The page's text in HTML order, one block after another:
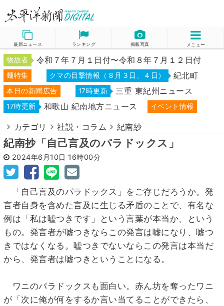
最新ニュース ランキング 掲載写真 メニュー
物故者 令和７年７月１日付〜令和８年７月１２日付
麺特集 クマの目撃情報（８月３日、４日） 紀北町
本日の新聞広告 17時更新 三重 東紀州ニュース
17時更新 和歌山 紀南地方ニュース イベント情報
カテゴリ 社説・コラム 紀南紗
紀南抄「自己言及のパラドックス」
2024年6月10日 16時00分
「自己言及のパラドックス」をご存じだろうか。発
言者自身を含めた言及に生じる矛盾のことで、有名な
例は「私は嘘つきです」という言葉が本当か、という
もの。発言者が嘘つきならこの発言は嘘になり、嘘つ
きではなくなる。嘘つきでないならこの発言は本当だ
から、発言者は嘘つきということになる。
ワニのパラドックスも面白い。赤ん坊を奪ったワニ
が「次に俺が何をするか言い当てることができたら、